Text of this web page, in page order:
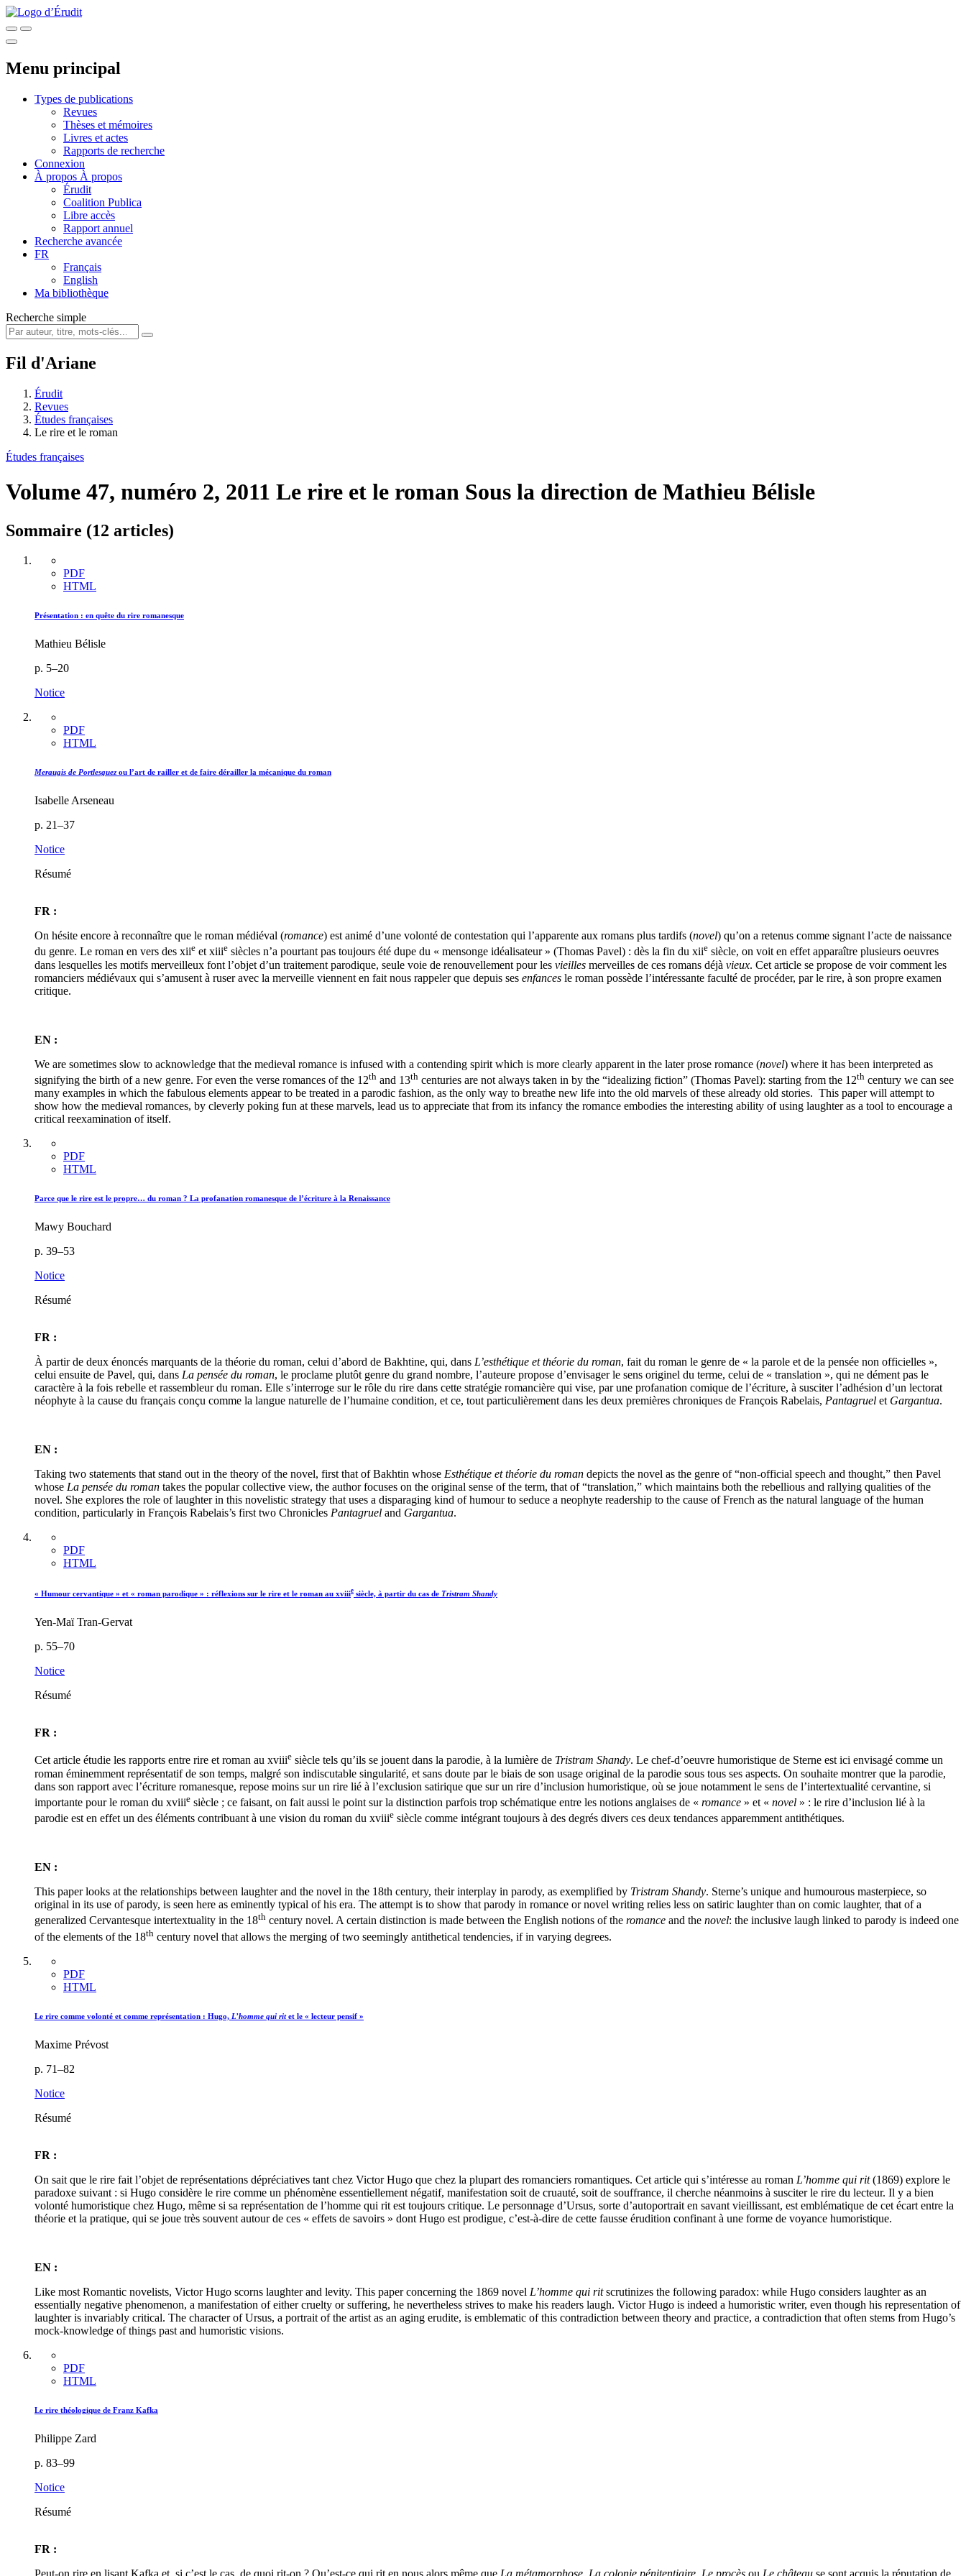
Menu principal
Types de publications
Revues
Thèses et mémoires
Livres et actes
Rapports de recherche
Connexion
À propos À propos
Érudit
Coalition Publica
Libre accès
Rapport annuel
Recherche avancée
FR
Français
English
Ma bibliothèque
Recherche simple
Fil d'Ariane
Érudit
Revues
Études françaises
Le rire et le roman
Études françaises
Volume 47, numéro 2, 2011 Le rire et le roman Sous la direction de Mathieu Bélisle
Sommaire (12 articles)
PDF
HTML
Présentation : en quête du rire romanesque
Mathieu Bélisle
p. 5–20
Notice
PDF
HTML
Meraugis de Portlesguez ou l’art de railler et de faire dérailler la mécanique du roman
Isabelle Arseneau
p. 21–37
Notice
Résumé
FR :
On hésite encore à reconnaître que le roman médiéval (romance) est animé d’une volonté de contestation qui l’apparente aux romans plus tardifs (novel) qu’on a retenus comme signant l’acte de naissance
du genre. Le roman en vers des xiie etxiiie siècles n’a pourtant pas toujours été dupe du « mensonge idéalisateur » (Thomas Pavel) : dès la fin du xiie siècle, on voit en effet apparaître plusieurs oeuvres
dans lesquelles les motifs merveilleux font l’objet d’un traitement parodique, seule voie de renouvellement pour les vieilles merveilles de ces romans déjà vieux. Cet article se propose de voir comment les
romanciers médiévaux qui s’amusent à ruser avec la merveille viennent en fait nous rappeler que depuis ses enfances le roman possède l’intéressante faculté de procéder, par le rire, à son propre examen
critique.
EN :
We are sometimes slow to acknowledge that the medieval romance is infused with a contending spirit which is more clearly apparent in the later prose romance (novel) where it has been interpreted as
signifying the birth of a new genre. For even the verse romances of the 12th and 13th centuries are not always taken in by the “idealizing fiction” (Thomas Pavel): starting from the 12th century we can see
many examples in which the fabulous elements appear to be treated in a parodic fashion, as the only way to breathe new life into the old marvels of these already old stories. This paper will attempt to
show how the medieval romances, by cleverly poking fun at these marvels, lead us to appreciate that from its infancy the romance embodies the interesting ability of using laughter as a tool to encourage a
critical reexamination of itself.
PDF
HTML
Parce que le rire est le propre… du roman ? La profanation romanesque de l’écriture à la Renaissance
Mawy Bouchard
p. 39–53
Notice
Résumé
FR :
À partir de deux énoncés marquants de la théorie du roman, celui d’abord de Bakhtine, qui, dans L’esthétique et théorie du roman, fait du roman le genre de « la parole et de la pensée non officielles »,
celui ensuite de Pavel, qui, dans La pensée du roman, le proclame plutôt genre du grand nombre, l’auteure propose d’envisager le sens originel du terme, celui de « translation », qui ne dément pas le
caractère à la fois rebelle et rassembleur du roman. Elle s’interroge sur le rôle du rire dans cette stratégie romancière qui vise, par une profanation comique de l’écriture, à susciter l’adhésion d’un lectorat
néophyte à la cause du français conçu comme la langue naturelle de l’humaine condition, et ce, tout particulièrement dans les deux premières chroniques de François Rabelais, Pantagruel et Gargantua.
EN :
Taking two statements that stand out in the theory of the novel, first that of Bakhtin whose Esthétique et théorie du roman depicts the novel as the genre of “non-official speech and thought,” then Pavel
whose La pensée du roman takes the popular collective view, the author focuses on the original sense of the term, that of “translation,” which maintains both the rebellious and rallying qualities of the
novel. She explores the role of laughter in this novelistic strategy that uses a disparaging kind of humour to seduce a neophyte readership to the cause of French as the natural language of the human
condition, particularly in François Rabelais’s first two Chronicles Pantagruel and Gargantua.
PDF
HTML
« Humour cervantique » et « roman parodique » : réflexions sur le rire et le roman au xviiie siècle, à partir du cas de Tristram Shandy
Yen-Maï Tran-Gervat
p. 55–70
Notice
Résumé
FR :
Cet article étudie les rapports entre rire et roman au xviiie siècle tels qu’ils se jouent dans la parodie, à la lumière de Tristram Shandy. Le chef-d’oeuvre humoristique de Sterne est ici envisagé comme un
roman éminemment représentatif de son temps, malgré son indiscutable singularité, et sans doute par le biais de son usage original de la parodie sous tous ses aspects. On souhaite montrer que la parodie,
dans son rapport avec l’écriture romanesque, repose moins sur un rire lié à l’exclusion satirique que sur un rire d’inclusion humoristique, où se joue notamment le sens de l’intertextualité cervantine, si
importante pour le roman du xviiie siècle ; ce faisant, on fait aussi le point sur la distinction parfois trop schématique entre les notions anglaises de « romance » et « novel » : le rire d’inclusion lié à la
parodie est en effet un des éléments contribuant à une vision du roman du xviiie siècle comme intégrant toujours à des degrés divers ces deux tendances apparemment antithétiques.
EN :
This paper looks at the relationships between laughter and the novel in the 18th century, their interplay in parody, as exemplified by Tristram Shandy. Sterne’s unique and humourous masterpiece, so
original in its use of parody, is seen here as eminently typical of his era. The attempt is to show that parody in romance or novel writing relies less on satiric laughter than on comic laughter, that of a
generalized Cervantesque intertextuality in the 18th century novel. A certain distinction is made between the English notions of the romance and the novel: the inclusive laugh linked to parody is indeed one
of the elements of the 18th century novel that allows the merging of two seemingly antithetical tendencies, if in varying degrees.
PDF
HTML
Le rire comme volonté et comme représentation : Hugo, L’homme qui ritet le « lecteur pensif »
Maxime Prévost
p. 71–82
Notice
Résumé
FR :
On sait que le rire fait l’objet de représentations dépréciatives tant chez Victor Hugo que chez la plupart des romanciers romantiques. Cet article qui s’intéresse au roman L’homme qui rit(1869) explore le
paradoxe suivant : si Hugo considère le rire comme un phénomène essentiellement négatif, manifestation soit de cruauté, soit de souffrance, il cherche néanmoins à susciter le rire du lecteur. Il y a bien
volonté humoristique chez Hugo, même si sa représentation de l’homme qui rit est toujours critique. Le personnage d’Ursus, sorte d’autoportrait en savant vieillissant, est emblématique de cet écart entre la
théorie et la pratique, qui se joue très souvent autour de ces « effets de savoirs » dont Hugo est prodigue, c’est-à-dire de cette fausse érudition confinant à une forme de voyance humoristique.
EN :
Like most Romantic novelists, Victor Hugo scorns laughter and levity. This paper concerning the 1869 novel L’homme qui ritscrutinizes the following paradox: while Hugo considers laughter as an
essentially negative phenomenon, a manifestation of either cruelty or suffering, he nevertheless strives to make his readers laugh. Victor Hugo is indeed a humoristic writer, even though his representation of
laughter is invariably critical. The character of Ursus, a portrait of the artist as an aging erudite, is emblematic of this contradiction between theory and practice, a contradiction that often stems from Hugo’s
mock-knowledge of things past and humoristic visions.
PDF
HTML
Le rire théologique de Franz Kafka
Philippe Zard
p. 83–99
Notice
Résumé
FR :
Peut-on rire en lisant Kafka et, si c’est le cas, de quoi rit-on ? Qu’est-ce qui rit en nous alors même que La métamorphose La colonie pénitentiaire Le procès ou Le château se sont acquis la réputation de